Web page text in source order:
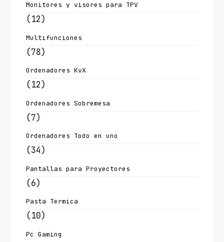
Monitores y visores para TPV
(12)
Multifunciones
(78)
Ordenadores KvX
(12)
Ordenadores Sobremesa
(7)
Ordenadores Todo en uno
(34)
Pantallas para Proyectores
(6)
Pasta Termica
(10)
Pc Gaming